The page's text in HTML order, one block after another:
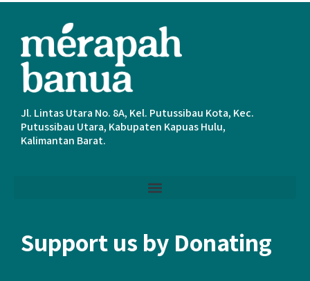
Jl. Lintas Utara No. 8A, Kel. Putussibau Kota, Kec.
Putussibau Utara, Kabupaten Kapuas Hulu,
Kalimantan Barat.
Support us by Donating